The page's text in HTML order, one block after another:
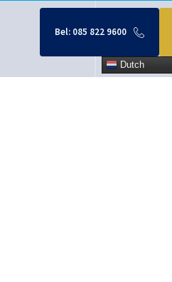
Dutch
Bel: 085 822 9600